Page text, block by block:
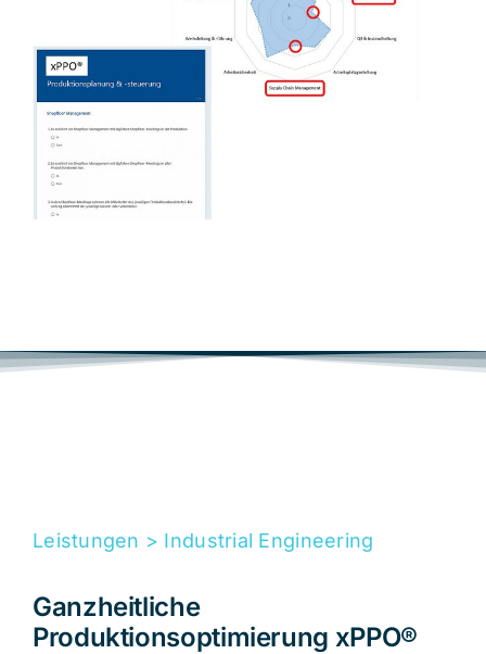
Leistungen > Industrial Engineering
Ganzheitliche
Produktionsoptimierung xPPO®